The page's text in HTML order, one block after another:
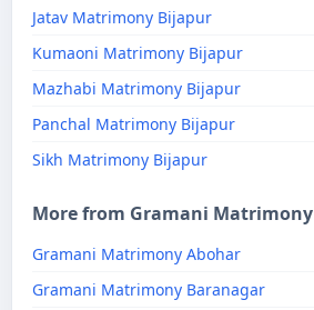
Jatav Matrimony Bijapur
Kumaoni Matrimony Bijapur
Mazhabi Matrimony Bijapur
Panchal Matrimony Bijapur
Sikh Matrimony Bijapur
More from Gramani Matrimony
Gramani Matrimony Abohar
Gramani Matrimony Baranagar